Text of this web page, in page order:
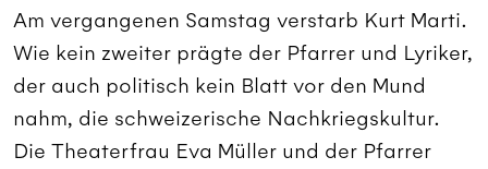
Am vergangenen Samstag verstarb Kurt Marti.
Wie kein zweiter prägte der Pfarrer und Lyriker,
der auch politisch kein Blatt vor den Mund
nahm, die schweizerische Nachkriegskultur.
Die Theaterfrau Eva Müller und der Pfarrer